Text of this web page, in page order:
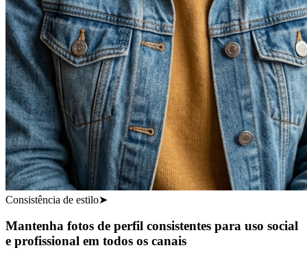
Consistência de estilo➤
Mantenha fotos de perfil consistentes para uso social
e profissional em todos os canais